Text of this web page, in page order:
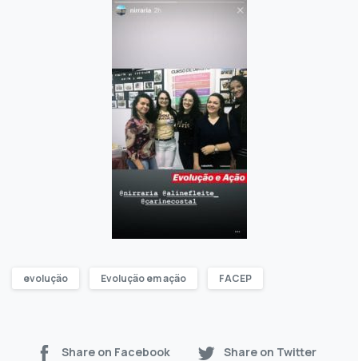
evolução Evolução em ação FACEP
Share on Facebook Share on Twitter